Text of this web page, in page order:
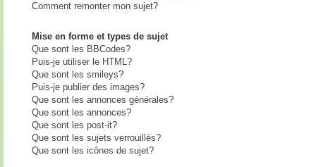
Comment remonter mon sujet?
Mise en forme et types de sujet
Que sont les BBCodes?
Puis-je utiliser le HTML?
Que sont les smileys?
Puis-je publier des images?
Que sont les annonces générales?
Que sont les annonces?
Que sont les post-it?
Que sont les sujets verrouillés?
Que sont les icônes de sujet?